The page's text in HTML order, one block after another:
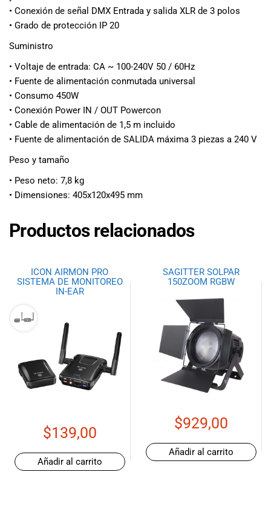
• Conexión de señal DMX Entrada y salida XLR de 3 polos
• Grado de protección IP 20
Suministro
• Voltaje de entrada: CA ~ 100-240V 50 / 60Hz
• Fuente de alimentación conmutada universal
• Consumo 450W
• Conexión Power IN / OUT Powercon
• Cable de alimentación de 1,5 m incluido
• Fuente de alimentación de SALIDA máxima 3 piezas a 240 V
Peso y tamaño
• Peso neto: 7,8 kg
• Dimensiones: 405x120x495 mm
Productos relacionados
ICON AIRMON PRO
SISTEMA DE MONITOREO
IN-EAR
$139,00
Añadir al carrito
SAGITTER SOLPAR
150ZOOM RGBW
$929,00
Añadir al carrito